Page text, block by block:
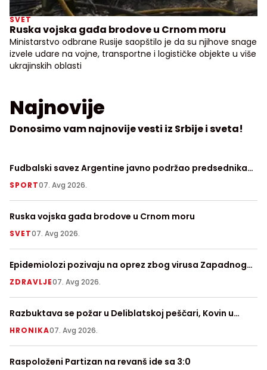
Najnovije
Donosimo vam najnovije vesti iz Srbije i sveta!
Fudbalski savez Argentine javno podržao predsednika
FIFA Đanija Infantina
SPORT07. Avg 2026.
Ruska vojska gađa brodove u Crnom moru
SVET07. Avg 2026.
Epidemiolozi pozivaju na oprez zbog virusa Zapadnog
Nila
ZDRAVLJE07. Avg 2026.
Razbuktava se požar u Deliblatskoj peščari, Kovin u
pepelu
HRONIKA07. Avg 2026.
Raspoloženi Partizan na revanš ide sa 3:0
SVET
Ruska vojska gađa brodove u Crnom moru
Ministarstvo odbrane Rusije saopštilo je da su njihove snage
izvele udare na vojne, transportne i logističke objekte u više
ukrajinskih oblasti